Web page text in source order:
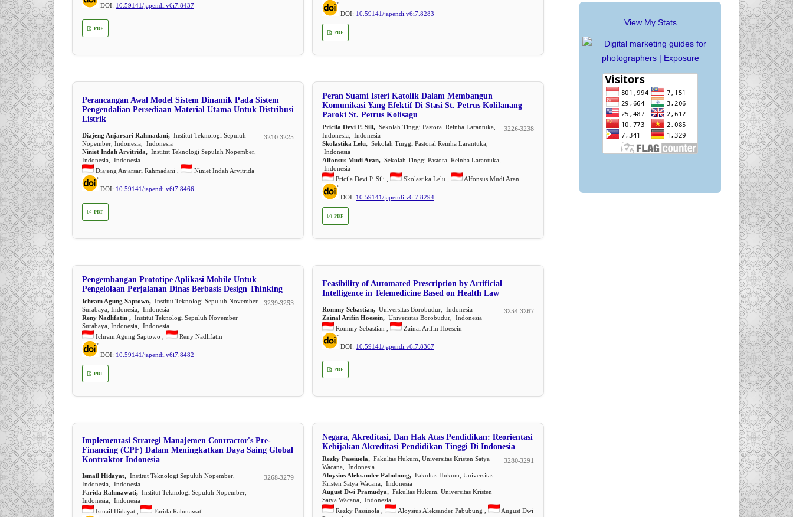
DOI: 10.59141/japendi.v6i7.8437
PDF
DOI: 10.59141/japendi.v6i7.8283
PDF
Perancangan Awal Model Sistem Dinamik Pada Sistem
Pengendalian Persediaan Material Utama Untuk Distribusi
Listrik
Diajeng Anjarsari Rahmadani, Institut Teknologi Sepuluh
Nopember, Indonesia, Indonesia
Niniet Indah Arvitrida, Institut Teknologi Sepuluh Nopember,
Indonesia, Indonesia
Diajeng Anjarsari Rahmadani ,
Niniet Indah Arvitrida
DOI: 10.59141/japendi.v6i7.8466
3210-3225
PDF
Peran Suami Isteri Katolik Dalam Membangun
Komunikasi Yang Efektif Di Stasi St. Petrus Kolilanang
Paroki St. Petrus Kolisagu
Pricila Devi P. Sili, Sekolah Tinggi Pastoral Reinha Larantuka,
Indonesia, Indonesia
Skolastika Lelu, Sekolah Tinggi Pastoral Reinha Larantuka,
Indonesia
Alfonsus Mudi Aran, Sekolah Tinggi Pastoral Reinha Larantuka,
Indonesia
Pricila Devi P. Sili ,
Skolastika Lelu , Alfonsus Mudi Aran
DOI: 10.59141/japendi.v6i7.8294
3226-3238
PDF
Pengembangan Prototipe Aplikasi Mobile Untuk
Pengelolaan Perjalanan Dinas Berbasis Design Thinking
Ichram Agung Saptowo, Institut Teknologi Sepuluh November
Surabaya, Indonesia, Indonesia
Reny Nadlifatin , Institut Teknologi Sepuluh November
Surabaya, Indonesia, Indonesia
Ichram Agung Saptowo ,
Reny Nadlifatin
DOI: 10.59141/japendi.v6i7.8482
3239-3253
PDF
Feasibility of Automated Prescription by Artificial
Intelligence in Telemedicine Based on Health Law
Rommy Sebastian, Universitas Borobudur, Indonesia
Zainal Arifin Hoesein, Universitas Borobudur, Indonesia
Rommy Sebastian ,
Zainal Arifin Hoesein
DOI: 10.59141/japendi.v6i7.8367
3254-3267
PDF
Implementasi Strategi Manajemen Contractor's Pre-
Financing (CPF) Dalam Meningkatkan Daya Saing Global
Kontraktor Indonesia
Ismail Hidayat, Institut Teknologi Sepuluh Nopember,
Indonesia, Indonesia
Farida Rahmawati, Institut Teknologi Sepuluh Nopember,
Indonesia, Indonesia
Ismail Hidayat ,
Farida Rahmawati
3268-3279
Negara, Akreditasi, Dan Hak Atas Pendidikan: Reorientasi
Kebijakan Akreditasi Pendidikan Tinggi Di Indonesia
Rezky Passiuola, Fakultas Hukum, Universitas Kristen Satya
Wacana, Indonesia
Aloysius Aleksander Pabubung, Fakultas Hukum, Universitas
Kristen Satya Wacana, Indonesia
August Dwi Pramudya, Fakultas Hukum, Universitas Kristen
Satya Wacana, Indonesia
Rezky Passiuola ,
Aloysius Aleksander Pabubung ,
August Dwi
3280-3291
View My Stats